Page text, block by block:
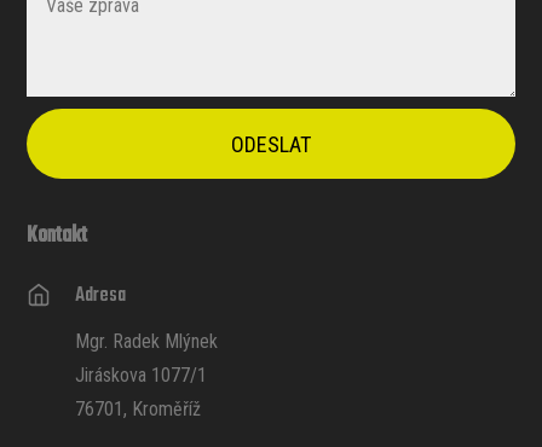
ODESLAT
Kontakt
Adresa
Mgr. Radek Mlýnek
Jiráskova 1077/1
76701, Kroměříž